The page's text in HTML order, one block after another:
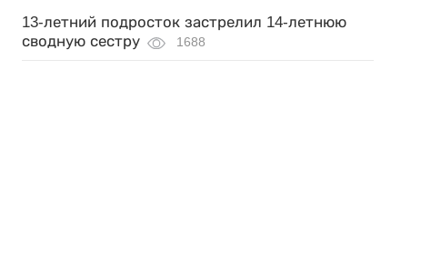
13-летний подросток застрелил 14-летнюю
сводную сестру
1688